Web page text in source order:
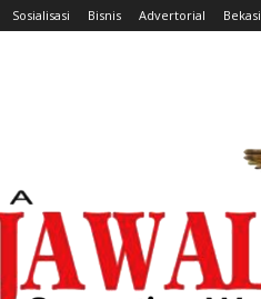
Sosialisasi Bisnis Advertorial Bekasi